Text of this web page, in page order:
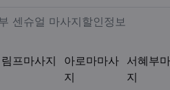
스웨디시
센슈얼 마사지할인정보
림프마사지
아로마마사
지
서혜부
지